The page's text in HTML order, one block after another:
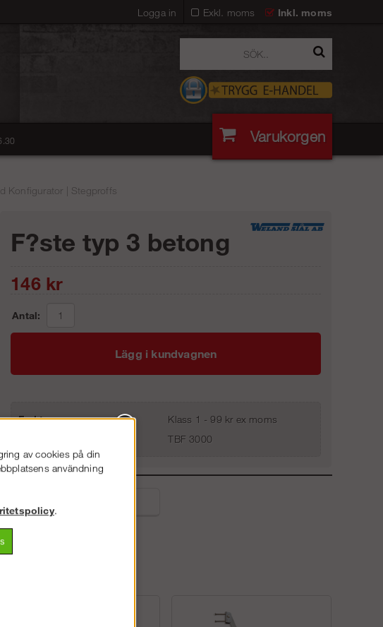
Exkl. moms Inkl. moms
Logga in
Varukorgen
Konfigurator | Stegproffs
F?ste typ 3 betong
146kr
Antal:
Lägg i kundvagnen
Frakt:
Klass 1 - 99 kr ex moms
TBF 3000
även
av cookies på din
användning
.